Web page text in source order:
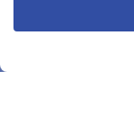
© VBL 2026